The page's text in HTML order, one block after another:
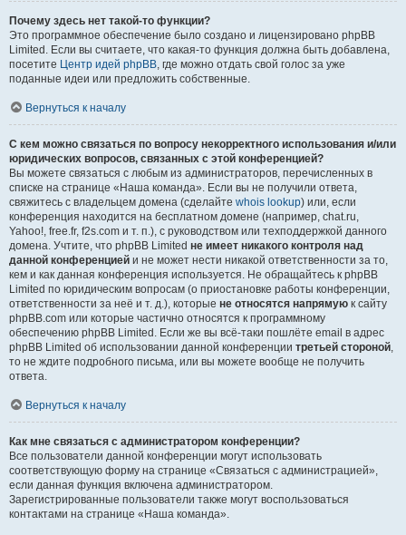
Почему здесь нет такой-то функции?
Это программное обеспечение было создано и лицензировано phpBB
Limited. Если вы считаете, что какая-то функция должна быть добавлена,
посетите Центр идей phpBB , где можно отдать свой голос за уже
поданные идеи или предложить собственные.
Вернуться к началу
С кем можно связаться по вопросу некорректного использования и/или
юридических вопросов, связанных с этой конференцией?
Вы можете связаться с любым из администраторов, перечисленных в
списке на странице «Наша команда». Если вы не получили ответа,
свяжитесь с владельцем домена (сделайте whois lookup) или, если
конференция находится на бесплатном домене (например, chat.ru,
Yahoo!, free.fr, f2s.com и т. п.), с руководством или техподдержкой данного
домена. Учтите, что phpBB Limited не имеет никакого контроля над
данной конференцией и не может нести никакой ответственности за то,
кем и как данная конференция используется. Не обращайтесь к phpBB
Limited по юридическим вопросам (о приостановке работы конференции,
ответственности за неё и т. д.), которые не относятся напрямую к сайту
phpBB.com или которые частично относятся к программному
обеспечению phpBB Limited. Если же вы всё-таки пошлёте email в адрес
phpBB Limited об использовании данной конференции третьей стороной
то не ждите подробного письма, или вы можете вообще не получить
ответа.
Вернуться к началу
Как мне связаться с администратором конференции?
Все пользователи данной конференции могут использовать
соответствующую форму на странице «Связаться с администрацией»,
если данная функция включена администратором.
Зарегистрированные пользователи также могут воспользоваться
контактами на странице «Наша команда».